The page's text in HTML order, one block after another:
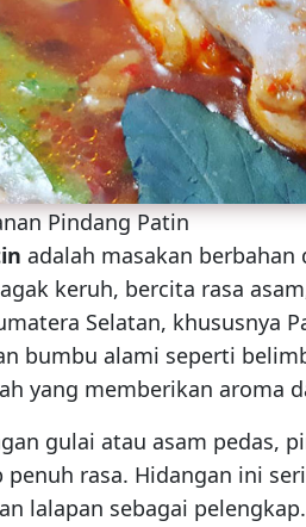
Pindang Patin
adalah masakan
keruh, bercita rasa
Selatan, khususnya
bumbu alami seperti
yang memberikan aroma
gulai atau asam pedas,
rasa. Hidangan ini
lalapan sebagai pelengkap.